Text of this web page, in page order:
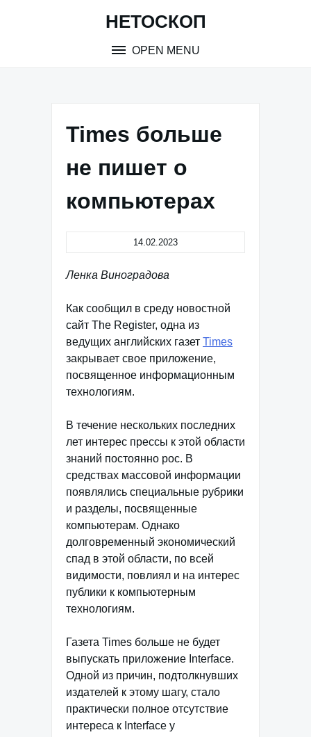
НЕТОСКОП
OPEN MENU
Times больше
не пишет о
компьютерах
14.02.2023
Ленка Виноградова
Как сообщил в среду новостной
сайт The Register, одна из
ведущих английских газет Times
закрывает свое приложение,
посвященное информационным
технологиям.
В течение нескольких последних
лет интерес прессы к этой области
знаний постоянно рос. В
средствах массовой информации
появлялись специальные рубрики
и разделы, посвященные
компьютерам. Однако
долговременный экономический
спад в этой области, по всей
видимости, повлиял и на интерес
публики к компьютерным
технологиям.
Газета Times больше не будет
выпускать приложение Interface.
Одной из причин, подтолкнувших
издателей к этому шагу, стало
практически полное отсутствие
интереса к Interface у